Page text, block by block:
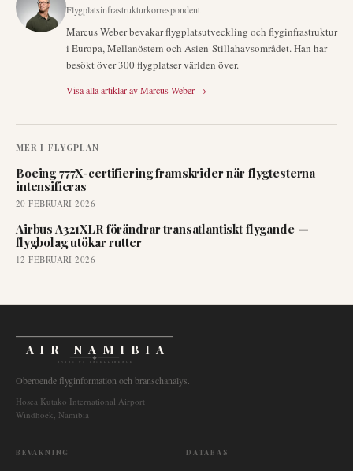
Flygplatsinfrastrukturkorrespondent
Marcus Weber bevakar flygplatsutveckling och flyginfrastruktur
i Europa, Mellanöstern och Asien-Stillahavsområdet. Han har
besökt över 300 flygplatser världen över.
Visa alla artiklar avMarcus Weber →
MER I FLYGPLAN
Boeing 777X-certifiering framskrider när flygtesterna
intensifieras
20 FEBRUARI 2026
Airbus A321XLR förändrar transatlantiskt flygande —
flygbolag utökar rutter
12 FEBRUARI 2026
AIR NAMIBIA
AVIATION INTELLIGENCE
Oberoende flyginformation och branschanalys.
Hosea Kutako International Airport
Windhoek, Namibia
BEVAKNING DATABAS